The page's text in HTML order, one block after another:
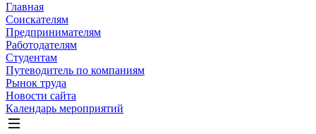
Главная
Соискателям
Предпринимателям
Работодателям
Студентам
Путеводитель по компаниям
Рынок труда
Новости сайта
Календарь мероприятий